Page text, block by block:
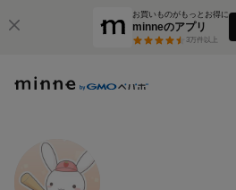
お買いものがもっとお得に
minneのアプリ
3万件以上